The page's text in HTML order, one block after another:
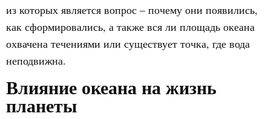
из которых является вопрос – почему они появились,
как сформировались, а также вся ли площадь океана
охвачена течениями или существует точка, где вода
неподвижна.
Влияние океана на жизнь
планеты